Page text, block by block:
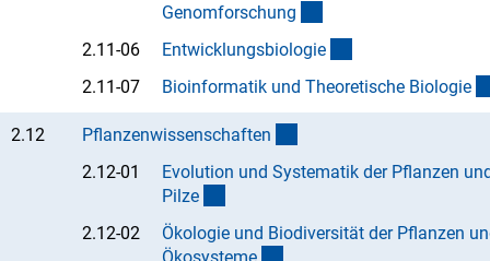
Genomforschung
2.11-06
Entwicklungsbiologie
2.11-07
Bioinformatik und Theoretische Biologie
2.12 Pflanzenwissenschaften
2.12-01
Evolution und Systematik der Pflanzen
Pilze
2.12-02
Ökologie und Biodiversität der Pflanzen
Ökosysteme